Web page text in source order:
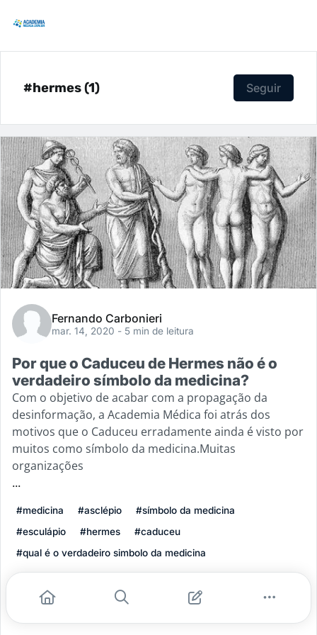
#hermes (1) Seguir
Fernando Carbonieri
mar. 14, 2020 - 5 min de leitura
Por que o Caduceu de Hermes não é o
verdadeiro símbolo da medicina?
Com o objetivo de acabar com a propagação da
desinformação, a Academia Médica foi atrás dos
motivos que o Caduceu erradamente ainda é visto por
muitos como símbolo da medicina.Muitas
organizações
...
#medicina #asclépio
#símbolo da medicina
#esculápio
#hermes
#caduceu
#qual é o verdadeiro simbolo da medicina
Leia mais